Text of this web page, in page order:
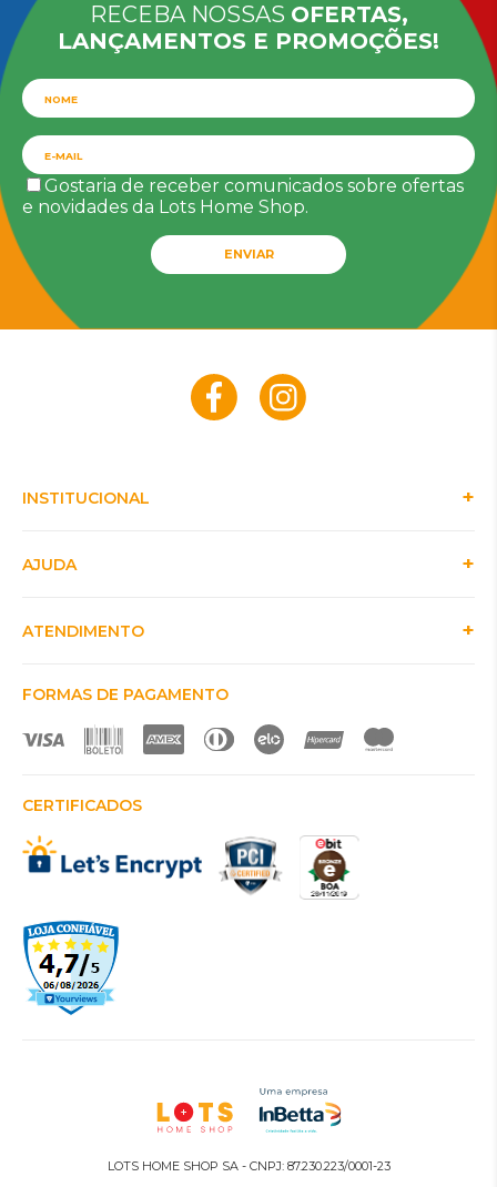
RECEBA NOSSAS OFERTAS,
LANÇAMENTOS E PROMOÇÕES!
Gostaria de receber comunicados sobre ofertas
e novidades da Lots Home Shop.
ENVIAR
INSTITUCIONAL
AJUDA
ATENDIMENTO
FORMAS DE PAGAMENTO
CERTIFICADOS
LOTS HOME SHOP SA - CNPJ: 87.230.223/0001-23